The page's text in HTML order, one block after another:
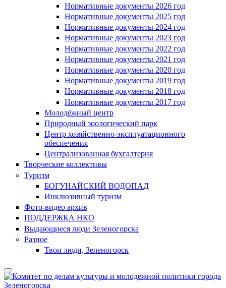
Нормативные документы 2026 год
Нормативные документы 2025 год
Нормативные документы 2024 год
Нормативные документы 2023 год
Нормативные документы 2022 год
Нормативные документы 2021 год
Нормативные документы 2020 год
Нормативные документы 2019 год
Нормативные документы 2018 год
Нормативные документы 2017 год
Молодёжный центр
Природный зоологический парк
Центр хозяйственно-эксплуатационного
обеспечения
Централизованная бухгалтерия
Творческие коллективы
Туризм
БОГУНАЙСКИЙ ВОДОПАД
Инклюзивный туризм
Фото-видео архив
ПОДДЕРЖКА НКО
Выдающиеся люди Зеленогорска
Разное
Твои люди, Зеленогорск